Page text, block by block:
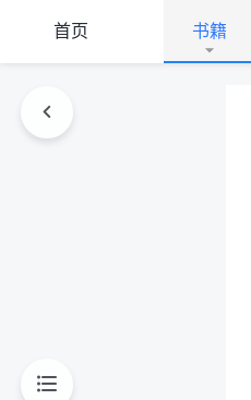
首页 书籍